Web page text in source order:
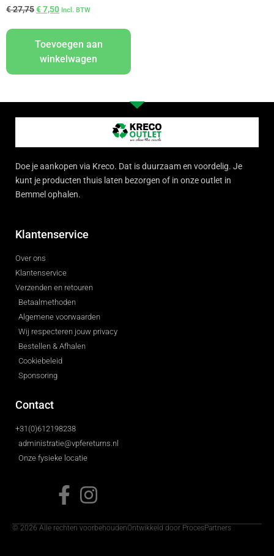
€27,75€7,50 Incl. BTW
Toevoegen aan
winkelwagen
Doe je aankopen via Kreco. Dat is duurzaam en voordelig. Je
kunt je producten thuis laten bezorgen of in onze outlet in
Bemmel ophalen.
Klantenservice
Over ons
Klantenservice
Verzenden en retouren
Betaalmethoden
Algemene voorwaarden
Wij respecteren jouw privacy
Bestellen & Afhalen
Cookiebeleid
Sponsoring
Contact
+31(0)612198238
administratie@vpfereturns.nl
Onze fysieke locatie
© 2026 Alle rechten voorbehoudenOntwikkeld door ProcesPartners